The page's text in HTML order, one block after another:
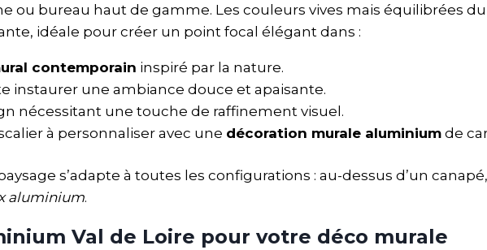
ou bureau haut de gamme. Les couleurs vives mais équilibrées
idéale pour créer un point focal élégant dans :
contemporain inspiré par la nature.
instaurer une ambiance douce et apaisante.
nécessitant une touche de raffinement visuel.
à personnaliser avec une décoration murale aluminiumde
s’adapte à toutes les configurations : au-dessus d’un
aluminium.
Val de Loire pour votre déco murale